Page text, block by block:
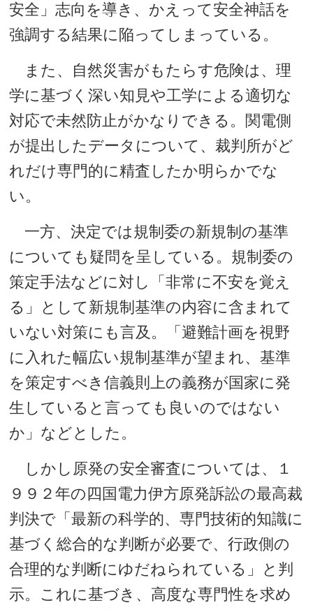
安全」志向を導き、かえって安全神話を
強調する結果に陥ってしまっている。
また、自然災害がもたらす危険は、理
学に基づく深い知見や工学による適切な
対応で未然防止がかなりできる。関電側
が提出したデータについて、裁判所がど
れだけ専門的に精査したか明らかでな
い。
一方、決定では規制委の新規制の基準
についても疑問を呈している。規制委の
策定手法などに対し「非常に不安を覚え
る」として新規制基準の内容に含まれて
いない対策にも言及。「避難計画を視野
に入れた幅広い規制基準が望まれ、基準
を策定すべき信義則上の義務が国家に発
生していると言っても良いのではない
か」などとした。
しかし原発の安全審査については、１
９９２年の四国電力伊方原発訴訟の最高裁
判決で「最新の科学的、専門技術的知識に
基づく総合的な判断が必要で、行政側の
合理的な判断にゆだねられている」と判
示。これに基づき、高度な専門性を求め